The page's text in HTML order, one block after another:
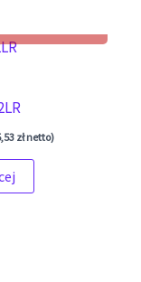
złnetto)